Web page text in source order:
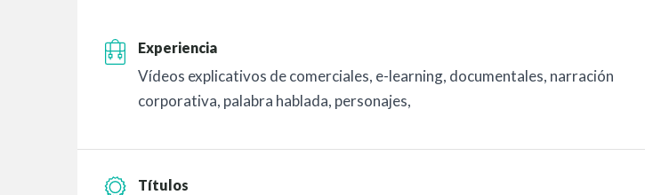
Experiencia
Vídeos explicativos de comerciales, e-learning, documentales, narración
corporativa, palabra hablada, personajes,
Títulos